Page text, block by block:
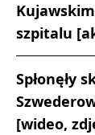
szpitalu
Spłonęły
[wideo,